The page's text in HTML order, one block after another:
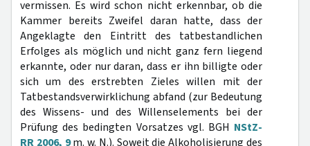
vermissen. Es wird schon nicht erkennbar, ob die
Kammer bereits Zweifel daran hatte, dass der
Angeklagte den Eintritt des tatbestandlichen
Erfolges als möglich und nicht ganz fern liegend
erkannte, oder nur daran, dass er ihn billigte oder
sich um des erstrebten Zieles willen mit der
Tatbestandsverwirklichung abfand (zur Bedeutung
des Wissens- und des Willenselements bei der
Prüfung des bedingten Vorsatzes vgl. BGH NStZ-
RR 2006, 9m. w. N.). Soweit die Alkoholisierung des